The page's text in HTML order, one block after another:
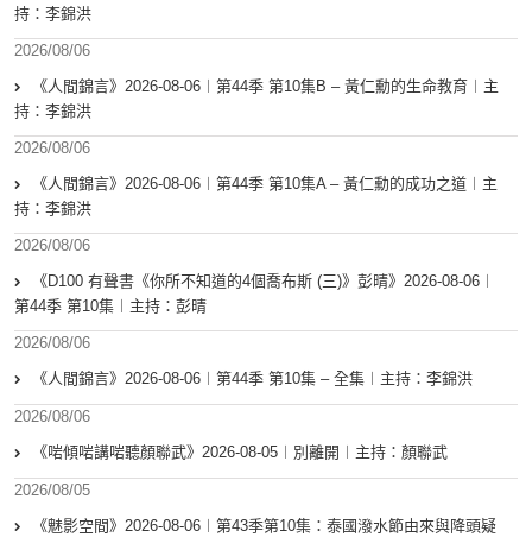
持：李錦洪
2026/08/06
《人間錦言》2026-08-06︱第44季 第10集B – 黃仁勳的生命教育︱主
持：李錦洪
2026/08/06
《人間錦言》2026-08-06︱第44季 第10集A – 黃仁勳的成功之道︱主
持：李錦洪
2026/08/06
《D100 有聲書《你所不知道的4個喬布斯 (三)》彭晴》2026-08-06︱
第44季 第10集︱主持：彭晴
2026/08/06
《人間錦言》2026-08-06︱第44季 第10集 – 全集︱主持：李錦洪
2026/08/06
《啱傾啱講啱聽顏聯武》2026-08-05︱別離開︱主持：顏聯武
2026/08/05
《魅影空間》2026-08-06︱第43季第10集：泰國潑水節由來與降頭疑